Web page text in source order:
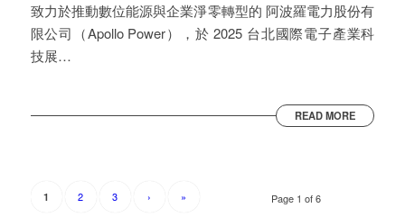
致力於推動數位能源與企業淨零轉型的 阿波羅電力股份有
限公司（Apollo Power），於 2025 台北國際電子產業科
技展…
READ MORE
Page 1 of 6
1 2 3 › »